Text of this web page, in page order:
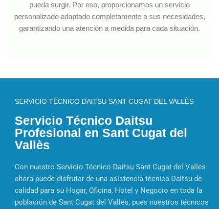
pueda surgir. Por eso, proporcionamos un servicio
personalizado adaptado completamente a sus necesidades,
garantizando una atención a medida para cada situación.
SERVICIO TÉCNICO DAITSU SANT CUGAT DEL VALLÈS
Servicio Técnico Daitsu
Profesional en Sant Cugat del
Vallès
Con nuestro Servicio Técnico Daitsu Sant Cugat del Valles
ahora puede disfrutar de una asistencia técnica Daitsu de
calidad para su Hogar, Oficina, Hotel y Negocio en toda la
población de Sant Cugat del Valles, pues nuestros técnicos